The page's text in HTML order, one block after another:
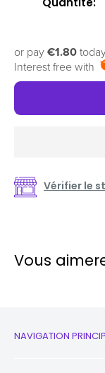
or pay €1.80
Interest free with
Vérifier le
Vous
NAVIGATION